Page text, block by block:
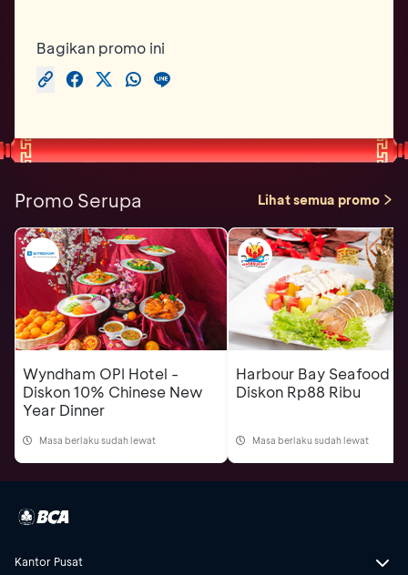
Bagikan promo ini
Promo Serupa Lihat semua promo
Wyndham OPI Hotel -
Diskon 10% Chinese New
Year Dinner
Masa berlaku sudah lewat
Harbour Bay Seafood -
Diskon Rp88 Ribu
Masa berlaku sudah lewat
Kantor Pusat